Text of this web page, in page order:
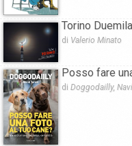
Torino
di Valerio Minato
Posso fare
di Doggodailly,